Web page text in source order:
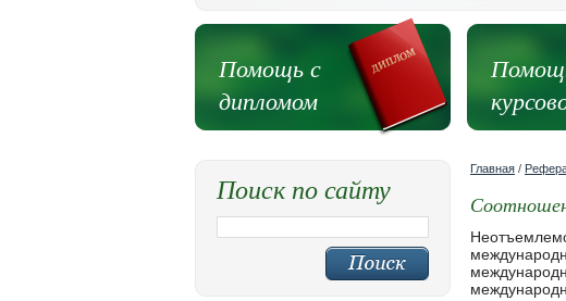
Помощь с
дипломом
Главная /
Неотъемлемой частью системы международного (публичного) права являются отрасли и институты. Отрасль международного права - совокупность юридических норм, регулирующих отношения субъектов международного права в определенной области, которая составляет специфический предмет международного права, обладает большой степенью универсальной кодификации и характеризуется наличием принципов, применимых к данной конкретной области правоотношений <1>. Международно-правовой институт - это группа норм и принципов, регулирующих определенную область правоотношений. Однако какая-либо общепризнанная, официальная система отраслей и институтов отсутствует. В международном (публичном) праве считаются устоявшимися порядка 16 отраслей <2>. Они классифицируются как по основаниям, которые приняты во внутригосударственном праве (с некоторыми коррективами), так и по признакам, присущим именно международно-правовому регулированию <3>. Формирование каждой отрасли занимает достаточно длительный период общественного развития, имеет свою источниковую базу, регулирует определенный круг общественных отношений, которые в силу своей
Поиск по сайту